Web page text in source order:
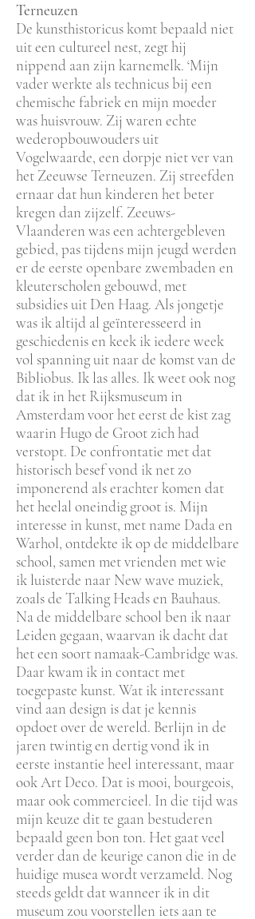
Terneuzen
De kunsthistoricus komt bepaald niet
uit een cultureel nest, zegt hij
nippend aan zijn karnemelk. ‘Mijn
vader werkte als technicus bij een
chemische fabriek en mijn moeder
was huisvrouw. Zij waren echte
wederopbouwouders uit
Vogelwaarde, een dorpje niet ver van
het Zeeuwse Terneuzen. Zij streefden
ernaar dat hun kinderen het beter
kregen dan zijzelf. Zeeuws-
Vlaanderen was een achtergebleven
gebied, pas tijdens mijn jeugd werden
er de eerste openbare zwembaden en
kleuterscholen gebouwd, met
subsidies uit Den Haag. Als jongetje
was ik altijd al geïnteresseerd in
geschiedenis en keek ik iedere week
vol spanning uit naar de komst van de
Bibliobus. Ik las alles. Ik weet ook nog
dat ik in het Rijksmuseum in
Amsterdam voor het eerst de kist zag
waarin Hugo de Groot zich had
verstopt. De confrontatie met dat
historisch besef vond ik net zo
imponerend als erachter komen dat
het heelal oneindig groot is. Mijn
interesse in kunst, met name Dada en
Warhol, ontdekte ik op de middelbare
school, samen met vrienden met wie
ik luisterde naar New wave muziek,
zoals de Talking Heads en Bauhaus.
Na de middelbare school ben ik naar
Leiden gegaan, waarvan ik dacht dat
het een soort namaak-Cambridge was.
Daar kwam ik in contact met
toegepaste kunst. Wat ik interessant
vind aan design is dat je kennis
opdoet over de wereld. Berlijn in de
jaren twintig en dertig vond ik in
eerste instantie heel interessant, maar
ook Art Deco. Dat is mooi, bourgeois,
maar ook commercieel. In die tijd was
mijn keuze dit te gaan bestuderen
bepaald geen bon ton. Het gaat veel
verder dan de keurige canon die in de
huidige musea wordt verzameld. Nog
steeds geldt dat wanneer ik in dit
museum zou voorstellen iets aan te